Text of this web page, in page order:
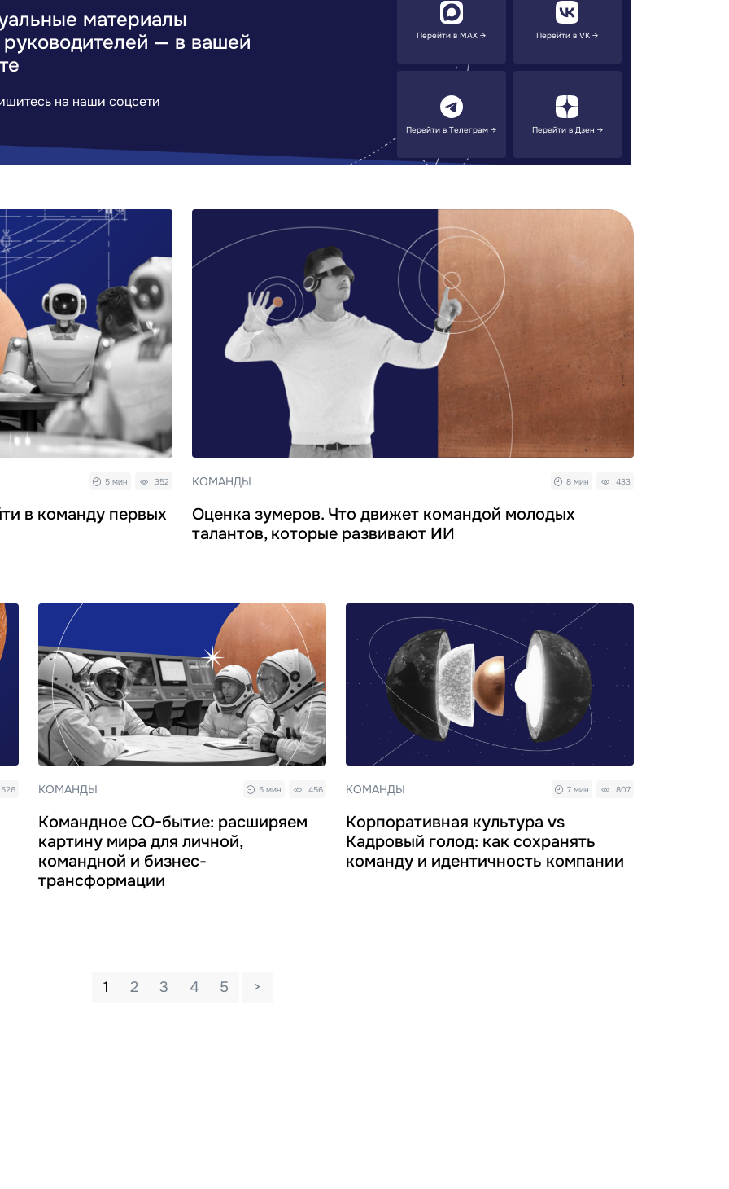
материалы
— в вашей
на наши соцсети
Перейти в MAX → Перейти в VK →
Перейти в Телеграм → Перейти в Дзен →
5 мин 352
в команду первых
КОМАНДЫ 8 мин 433
Оценка зумеров. Что движет командой молодых
талантов, которые развивают ИИ
526 КОМАНДЫ 5 мин 456
Командное СО-бытие: расширяем
картину мира для личной,
командной и бизнес-
трансформации
КОМАНДЫ 7 мин 807
Корпоративная культура vs
Кадровый голод: как сохранять
команду и идентичность компании
1 2 3 4 5 >